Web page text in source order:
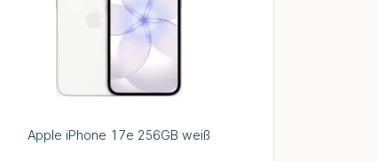
Apple iPhone 17e 256GB weiß